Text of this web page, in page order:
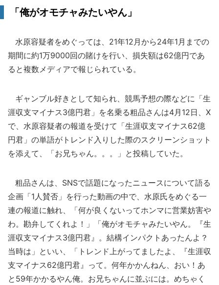
「俺がオモチャみたいやん」
水原容疑者をめぐっては、21年12月から24年1月までの
期間に約1万9000回の賭けを行い、損失額は62億円であ
ると複数メディアで報じられている。
ギャンブル好きとして知られ、競馬予想の際などに「生
涯収支マイナス3億円君」を名乗る粗品さんは4月12日、X
で、水原容疑者の報道を受けて「生涯収支マイナス62億
円君」の単語がトレンド入りした際のスクリーンショット
を添えて、「お兄ちゃん。。。」と投稿していた。
粗品さんは、SNSで話題になったニュースについて語る
企画「1人賛否」を行った動画の中で、水原氏をめぐる一
連の報道に触れ、「何が良くないってホンマに営業妨害や
わ。勘弁してくれよ！」「俺がオモチャみたいやん。『生
涯収支マイナス3億円君』。結構インパクトあったんよ？
当時は」といい、「トレンド上がってましたよ、『生涯収
支マイナス62億円君』って。何年かかんねん、おい！あ
と59年かかるやん俺。お兄ちゃんに並ぶには。めちゃく